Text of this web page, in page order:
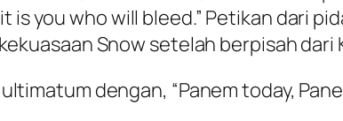
is you who will bleed.” Petikan dari
Snow setelah berpisah
dengan, “Panem today,